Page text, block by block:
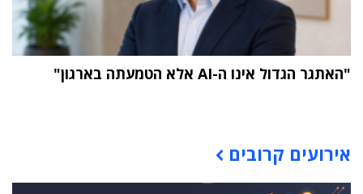
"האתגר הגדול אינו ה-AI אלא הטמעתה בארגון"
אירועים קרובים